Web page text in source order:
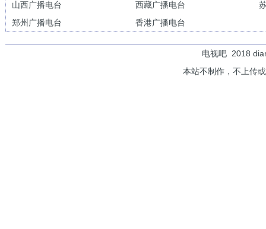
山西广播电台
西藏广播电台
郑州广播电台
香港广播电台
电视吧2018
本站不制作，不上传